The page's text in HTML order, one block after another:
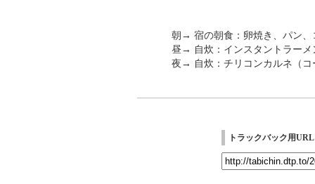
朝→ 宿の朝食：卵焼き、パン、
昼→ 自炊：インスタントラーメ
夜→ 自炊：チリコンカルネ（コ
トラックバック用URL